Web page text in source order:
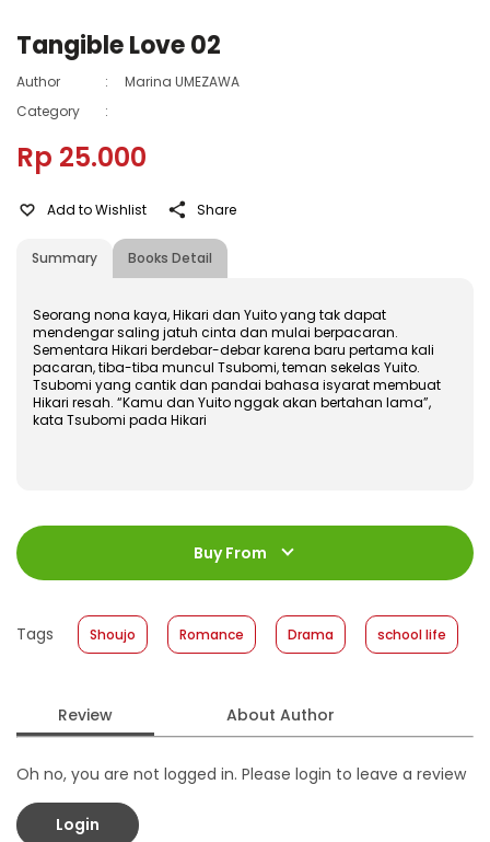
Tangible Love 02
Author :
Marina UMEZAWA
Category
:
Rp 25.000
Summary Books Detail
Add to Wishlist Share
Seorang nona kaya, Hikari dan Yuito yang tak dapat
mendengar saling jatuh cinta dan mulai berpacaran.
Sementara Hikari berdebar-debar karena baru pertama kali
pacaran, tiba-tiba muncul Tsubomi, teman sekelas Yuito.
Tsubomi yang cantik dan pandai bahasa isyarat membuat
Hikari resah. “Kamu dan Yuito nggak akan bertahan lama”,
kata Tsubomi pada Hikari
ISBN :
978-602-480-292-9
192 halaman
Size
:
11,4 x 17,2
Format
: Hardcover
Buy From
Tags Shoujo Romance Drama school life
Review About Author
Oh no, you are not logged in. Please login to leave a review
Login